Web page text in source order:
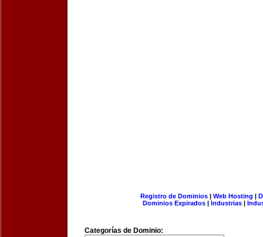
Registro de Dominios| Web Hosting |
Dominios Expirados | Industrias |
Categorías de Dominio: